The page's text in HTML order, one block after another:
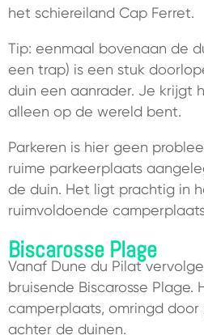
het schiereiland Cap Ferret.
Tip: eenmaal bovenaan de
een trap) is een stuk
duin een aanrader. Je krijgt
alleen op de wereld bent.
Parkeren is hier geen
ruime parkeerplaats
de duin. Het ligt prachtig in
ruimvoldoende
Biscarosse Plage
Vanaf Dune du Pilat
bruisende Biscarosse
camperplaats, omringd
achter de duinen.